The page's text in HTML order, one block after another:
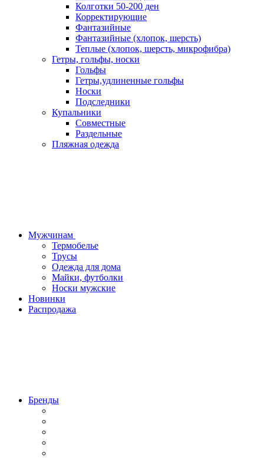
Колготки 50-200 ден
Корректирующие
Фантазийные
Фантазийные (хлопок, шерсть)
Теплые (хлопок, шерсть, микрофибра)
Гетры, гольфы, носки
Гольфы
Гетры,удлиненные гольфы
Носки
Подследники
Купальники
Совместные
Раздельные
Пляжная одежда
Мужчинам
Термобелье
Трусы
Одежда для дома
Майки, футболки
Носки мужские
Новинки
Распродажа
Бренды